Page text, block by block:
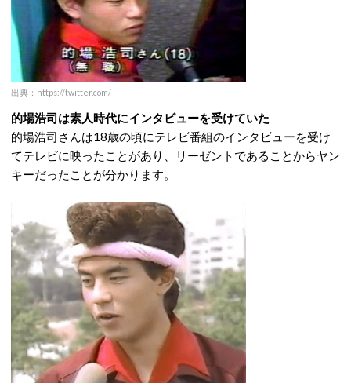
出典： https://twitter.com/
的場浩司は素人時代にインタビューを受けていた
的場浩司さんは18歳の頃にテレビ番組のインタビューを受け
てテレビに映ったことがあり、リーゼントであることからヤン
キーだったことが分かります。